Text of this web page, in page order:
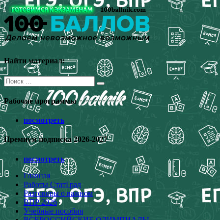
Перейти
к
содержимому
Найти материал:
Поиск
для:
Рабочие программы
посмотреть
Премиум подписка 2026-2027
посмотреть
Главная
Работы СтатГрад
Разговоры о важном
ВПР 2026
Учебные пособия